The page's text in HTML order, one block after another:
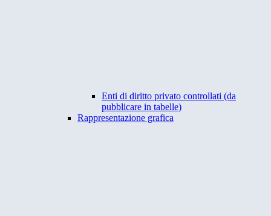
Enti di diritto privato controllati (da
pubblicare in tabelle)
Rappresentazione grafica